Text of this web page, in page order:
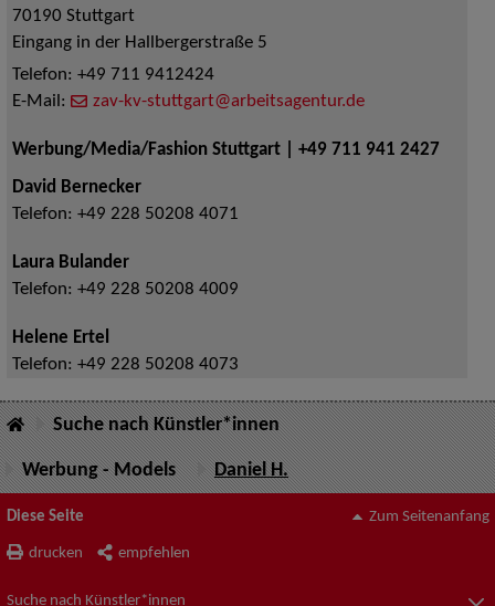
70190 Stuttgart
Eingang in der Hallbergerstraße 5
Telefon: +49 711 9412424
E-Mail:
zav-kv-stuttgart@arbeitsagentur.de
Werbung/Media/Fashion Stuttgart | +49 711 941 2427
David Bernecker
Telefon: +49 228 50208 4071
Laura Bulander
Telefon: +49 228 50208 4009
Helene Ertel
Telefon: +49 228 50208 4073
Suche nach Künstler*innen
Werbung - Models Daniel H.
Diese Seite
drucken empfehlen
Zum Seitenanfang
Suche nach Künstler*innen